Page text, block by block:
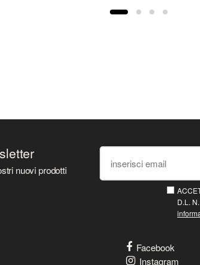
nuovi prodotti
D.L.
Facebook
Instagram